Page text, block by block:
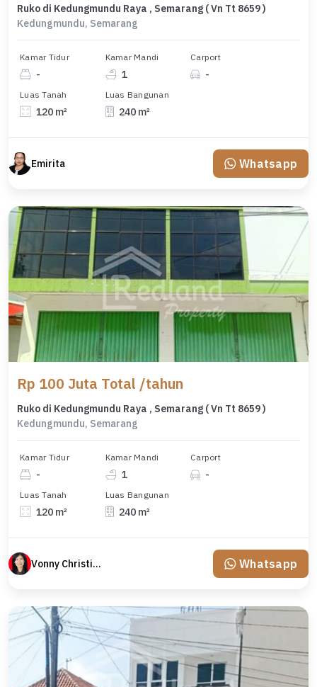
Ruko di Kedungmundu Raya , Semarang ( Vn Tt 8659 )
Kedungmundu, Semarang
Kamar Tidur
-
Kamar Mandi
1
Carport
-
Luas Tanah
120 m²
Luas Bangunan
240 m²
Emirita Whatsapp
Rp 100 Juta Total /tahun
Ruko di Kedungmundu Raya , Semarang ( Vn Tt 8659 )
Kedungmundu, Semarang
Kamar Tidur
-
Kamar Mandi
1
Carport
-
Luas Tanah
120 m²
Luas Bangunan
240 m²
Vonny Christina Whatsapp